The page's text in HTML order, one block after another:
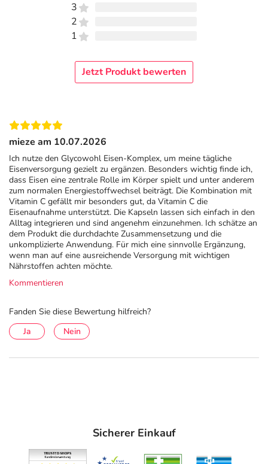
3
2
1
Jetzt Produkt bewerten
mieze am 10.07.2026
Ich nutze den Glycowohl Eisen-Komplex, um meine tägliche
Eisenversorgung gezielt zu ergänzen. Besonders wichtig finde ich,
dass Eisen eine zentrale Rolle im Körper spielt und unter anderem
zum normalen Energiestoffwechsel beiträgt. Die Kombination mit
Vitamin C gefällt mir besonders gut, da Vitamin C die
Eisenaufnahme unterstützt. Die Kapseln lassen sich einfach in den
Alltag integrieren und sind angenehm einzunehmen. Ich schätze an
dem Produkt die durchdachte Zusammensetzung und die
unkomplizierte Anwendung. Für mich eine sinnvolle Ergänzung,
wenn man auf eine ausreichende Versorgung mit wichtigen
Nährstoffen achten möchte.
Kommentieren
Fanden Sie diese Bewertung hilfreich?
Ja
Nein
Sicherer Einkauf